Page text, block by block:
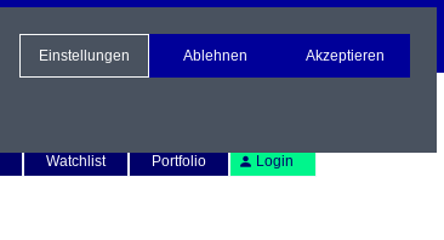
Watchlist Portfolio Login
Einstellungen Ablehnen Akzeptieren